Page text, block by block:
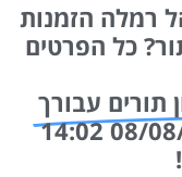
רמלה הזמנות
כל הפרטים
תורים עבורך
המידע נכון לתאריך: 08/08/2026 14:02